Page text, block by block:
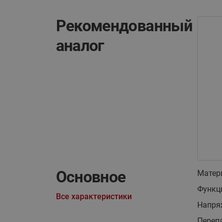
Рекомендованный
аналог
Основное
Все характеристики